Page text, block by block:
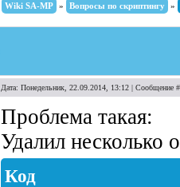
Wiki SA-MP » Вопросы по скриптингу »
Дата: Понедельник, 22.09.2014, 13:12 | Сообщение
Проблема такая:
Удалил
Код